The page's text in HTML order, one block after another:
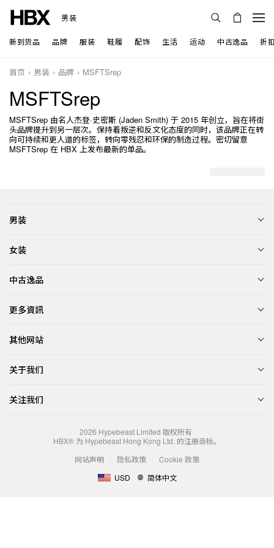
男装
新到货品 品牌 服装 鞋履 配饰 生活 运动 中古逸品 折
首页 男装 品牌 MSFTSrep
MSFTSrep
MSFTSrep 由名人杰登·史密斯 (Jaden Smith) 于 2015 年创立，旨在将街
头品牌提升到另一层次。保持着叛逆和反文化态度的同时，该品牌正在转
向可持续和更人道的标签，转向零残忍和环保的制造过程。密切留意
MSFTSrep 在 HBX 上发布最新的单品。
男装
女装
中古逸品
更多資訊
其他网站
关于我们
关注我们
2026 Hypebeast Limited 版权所有
HBX® 为 Hypebeast Hong Kong Ltd. 的注册商标。
网站声明
隐私政策
Cookie 政策
USD
简体中文